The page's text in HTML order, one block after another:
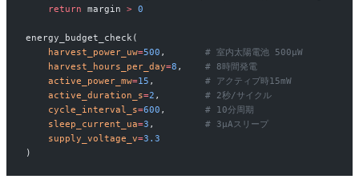
    return
margin > 0
energy_budget_check(
    harvest_power_uw
=500 , # 室内太陽電池 500µW
    harvest_hours_per_day
=8 , # 8時間発電
    active_power_mw
=15 , # アクティブ時15mW
    active_duration_s
=2 , # 2秒/サイクル
    cycle_interval_s
=600 , # 10分周期
    sleep_current_ua
=3 , # 3µAスリープ
    supply_voltage_v
=3.3
)